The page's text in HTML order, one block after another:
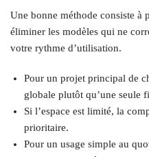
Une bonne méthode consiste à
éliminer les modèles qui ne
votre rythme d’utilisation.
Pour un projet principal de
globale plutôt qu’une seule
Si l’espace est limité, la
prioritaire.
Pour un usage simple au